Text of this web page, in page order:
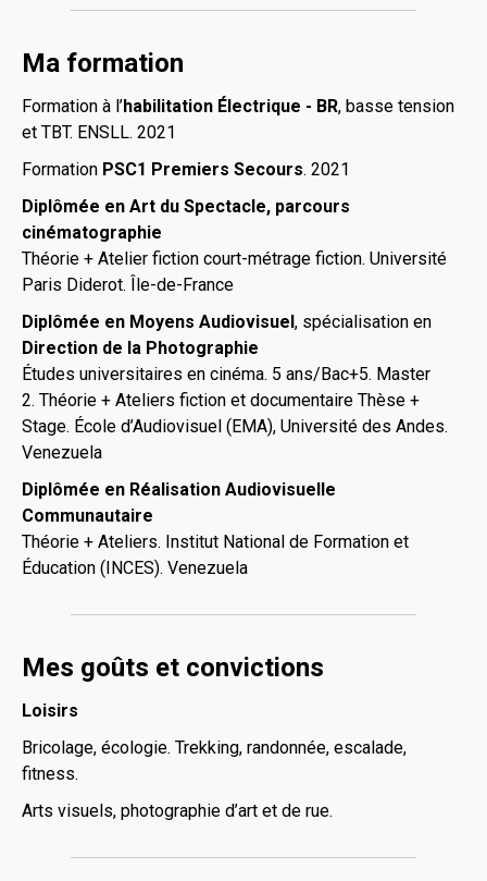
Ma formation
Formation à l’habilitation Électrique - BR, basse tension
et TBT. ENSLL. 2021
Formation PSC1 Premiers Secours. 2021
Diplômée en Art du Spectacle, parcours
cinématographie
Théorie + Atelier fiction court-métrage fiction. Université
Paris Diderot. Île-de-France
Diplômée en Moyens Audiovisuel, spécialisation en
Direction de la Photographie
Études universitaires en cinéma. 5 ans/Bac+5. Master
2. Théorie + Ateliers fiction et documentaire Thèse +
Stage. École d’Audiovisuel (EMA), Université des Andes.
Venezuela
Diplômée en Réalisation Audiovisuelle
Communautaire
Théorie + Ateliers. Institut National de Formation et
Éducation (INCES). Venezuela
Mes goûts et convictions
Loisirs
Bricolage, écologie. Trekking, randonnée, escalade,
fitness.
Arts visuels, photographie d’art et de rue.